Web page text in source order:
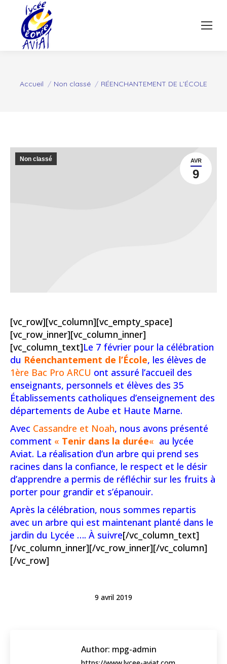
Vous êtes ici :
Accueil Non classé RÉENCHANTEMENT DE L’ÉCOLE
AVR
9
Non classé
[vc_row][vc_column][vc_empty_space]
[vc_row_inner][vc_column_inner]
[vc_column_text]Le 7 février pour la célébration
du Réenchantement de l’École, les élèves de
1ère Bac Pro ARCU ont assuré l’accueil des
enseignants, personnels et élèves des 35
Établissements catholiques d’enseignement des
départements de Aube et Haute Marne.
Avec Cassandre et Noah, nous avons présenté
comment « Tenir dans la durée« au lycée
Aviat. La réalisation d’un arbre qui prend ses
racines dans la confiance, le respect et le désir
d’apprendre a permis de réfléchir sur les fruits à
porter pour grandir et s’épanouir.
Après la célébration, nous sommes repartis
avec un arbre qui est maintenant planté dans le
jardin du Lycée …. À suivre[/vc_column_text]
[/vc_column_inner][/vc_row_inner][/vc_column]
[/vc_row]
9 avril 2019
Author: mpg-admin